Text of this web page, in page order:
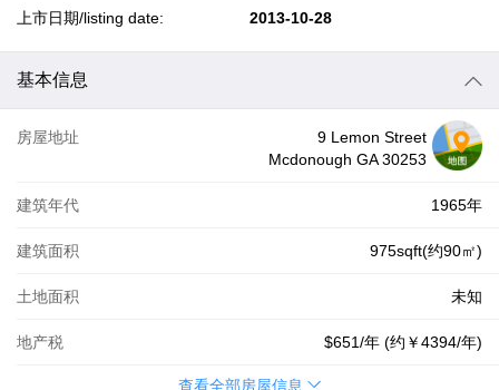
上市日期/listing date: 2013-10-28
基本信息
房屋地址
9 Lemon Street
Mcdonough GA 30253
建筑年代 1965年
建筑面积 975sqft(约90㎡)
土地面积 未知
地产税 $651/年 (约 ￥4394/年)
查看全部房屋信息